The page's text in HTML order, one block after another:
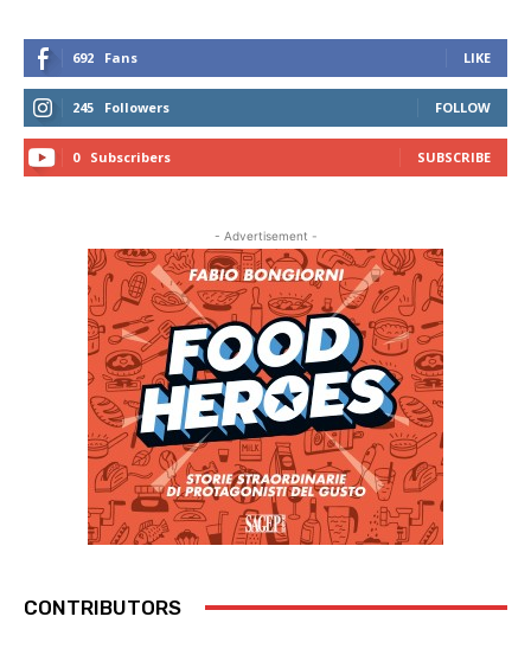
692 Fans LIKE
245 Followers FOLLOW
0 Subscribers SUBSCRIBE
- Advertisement -
CONTRIBUTORS